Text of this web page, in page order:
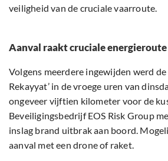
veiligheid van de cruciale vaarroute.
Aanval raakt cruciale energieroute
Volgens meerdere ingewijden werd de
Rekayyat’ in de vroege uren van
ongeveer vijftien kilometer voor de
Beveiligingsbedrijf EOS Risk Group
inslag brand uitbrak aan boord.
aanval met een drone of raket.